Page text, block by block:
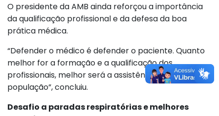
O presidente da AMB ainda reforçou a importância
da qualificação profissional e da defesa da boa
prática médica.
“Defender o médico é defender o paciente. Quanto
melhor for a formação e a qualificação dos
profissionais, melhor será a assistência prestada à
população”, concluiu.
Desafio a paradas respiratórias e melhores